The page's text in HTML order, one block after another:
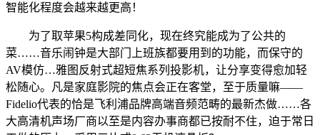
智能化程度会越来越更高！
为了取苹果5构成差同化，现在终究能成为了公共的
菜……音乐闹钟是大部门上班族都要用到的功能，而保守的
AV模仿…雅图反射式超短焦系列投影机，让分享变得愈加轻
松随心。凡是家庭影院的焦点会正在客堂，至于质量嘛——
Fidelio代表的恰是飞利浦品牌高端音频范畴的最新杰做……各
大高清机声场厂商以至是内容办事商都已按耐不住，迫于常日